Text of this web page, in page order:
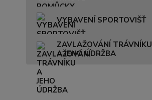
VYBAVENÍ SPORTOVIŠŤ
ZAVLAŽOVÁNÍ TRÁVNÍKU
A JEHO ÚDRŽBA